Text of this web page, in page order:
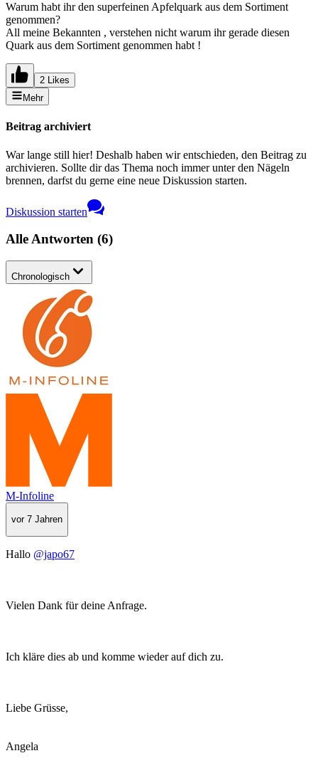
Warum habt ihr den superfeinen Apfelquark aus dem Sortiment
genommen?
All meine Bekannten , verstehen nicht warum ihr gerade diesen
Quark aus dem Sortiment genommen habt !
2 Likes
Mehr
Beitrag archiviert
War lange still hier! Deshalb haben wir entschieden, den Beitrag zu
archivieren. Sollte dir das Thema noch immer unter den Nägeln
brennen, darfst du gerne eine neue Diskussion starten.
Diskussion starten
Alle Antworten (6)
Chronologisch
M-Infoline
vor 7 Jahren
Hallo @japo67
Vielen Dank für deine Anfrage.
Ich kläre dies ab und komme wieder auf dich zu.
Liebe Grüsse,
Angela